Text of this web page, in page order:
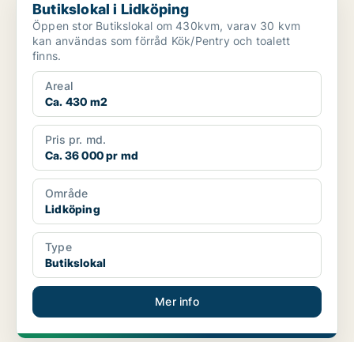
Butikslokal i Lidköping
Öppen stor Butikslokal om 430kvm, varav 30 kvm
kan användas som förråd Kök/Pentry och toalett
finns.
Areal
Ca. 430 m2
Pris pr. md.
Ca. 36 000 pr md
Område
Lidköping
Type
Butikslokal
Mer info